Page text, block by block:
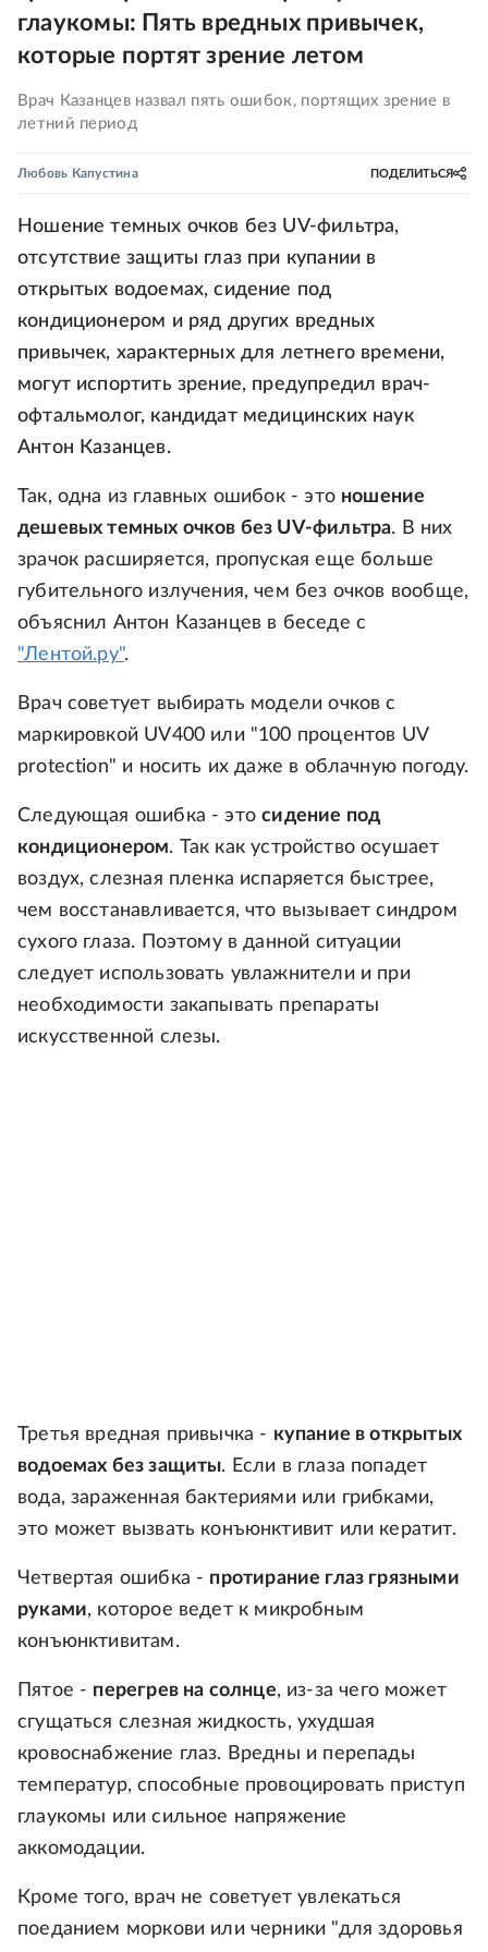
глаукомы: Пять вредных привычек,
которые портят зрение летом
Врач Казанцев назвал пять ошибок, портящих зрение в
летний период
Любовь Капустина ПОДЕЛИТЬСЯ
Ношение темных очков без UV-фильтра,
отсутствие защиты глаз при купании в
открытых водоемах, сидение под
кондиционером и ряд других вредных
привычек, характерных для летнего времени,
могут испортить зрение, предупредил врач-
офтальмолог, кандидат медицинских наук
Антон Казанцев.
Так, одна из главных ошибок - это ношение
дешевых темных очков без UV-фильтра. В них
зрачок расширяется, пропуская еще больше
губительного излучения, чем без очков вообще,
объяснил Антон Казанцев в беседе с
"Лентой.ру".
Врач советует выбирать модели очков с
маркировкой UV400 или "100 процентов UV
protection" и носить их даже в облачную погоду.
Следующая ошибка - этосидение под
кондиционером. Так как устройство осушает
воздух, слезная пленка испаряется быстрее,
чем восстанавливается, что вызывает синдром
сухого глаза. Поэтому в данной ситуации
следует использовать увлажнители и при
необходимости закапывать препараты
искусственной слезы.
Третья вредная привычка - купание в открытых
водоемах без защиты. Если в глаза попадет
вода, зараженная бактериями или грибками,
это может вызвать конъюнктивит или кератит.
Четвертая ошибка - протирание глаз грязными
руками, которое ведет к микробным
конъюнктивитам.
Пятое - перегрев на солнце, из-за чего может
сгущаться слезная жидкость, ухудшая
кровоснабжение глаз. Вредны и перепады
температур, способные провоцировать приступ
глаукомы или сильное напряжение
аккомодации.
Кроме того, врач не советует увлекаться
поеданием моркови или черники "для здоровья